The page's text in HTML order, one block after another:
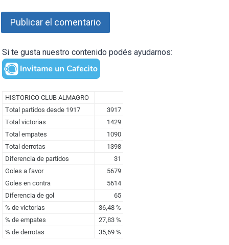
Si te gusta nuestro contenido podés ayudarnos: